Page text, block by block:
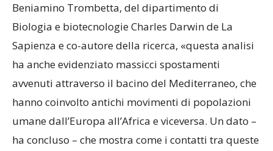
Beniamino Trombetta, del dipartimento di
Biologia e biotecnologie Charles Darwin de La
Sapienza e co-autore della ricerca, «questa analisi
ha anche evidenziato massicci spostamenti
avvenuti attraverso il bacino del Mediterraneo, che
hanno coinvolto antichi movimenti di popolazioni
umane dall’Europa all’Africa e viceversa. Un dato –
ha concluso – che mostra come i contatti tra queste